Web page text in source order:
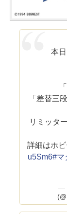
本
「差替三
リミッタ
詳細はホ
u5Sm6#マ
—